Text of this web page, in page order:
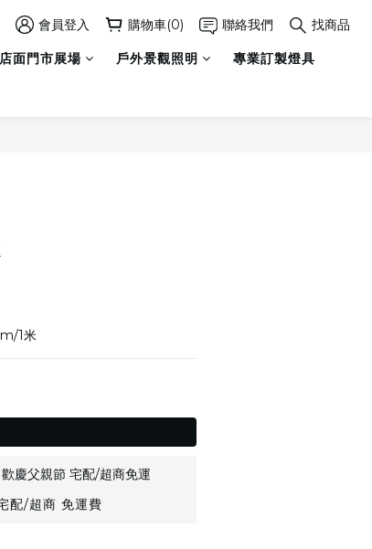
會員登入 購物車(0) 聯絡我們 找商品
店面門市展場 戶外景觀照明 專業訂製燈具
1米
慶父親節 宅配/超商免運
配/超商 免運費